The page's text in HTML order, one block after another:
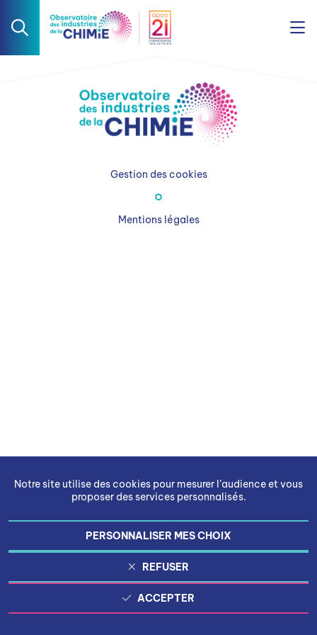
Notre site utilise des cookies pour mesurer l’audience et vous
proposer des services personnalisés.
PERSONNALISER MES CHOIX
REFUSER
ACCEPTER
Gestion des cookies
Mentions légales